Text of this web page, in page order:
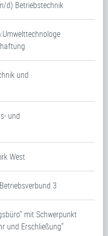
d) Betriebstechnik
und
und
West
3
mit Schwerpunkt
und Erschließung"